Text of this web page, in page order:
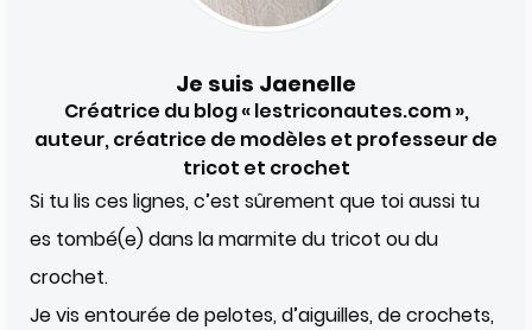
Je suis Jaenelle
Créatrice du blog « lestriconautes.com »,
auteur, créatrice de modèles et professeur de
tricot et crochet
Si tu lis ces lignes, c’est sûrement que toi aussi tu
es tombé(e) dans la marmite du tricot ou du
crochet.
Je vis entourée de pelotes, d’aiguilles, de crochets,